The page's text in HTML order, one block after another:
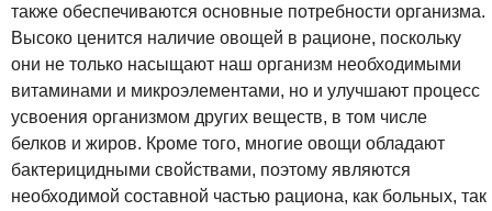
также обеспечиваются основные потребности организма.
Высоко ценится наличие овощей в рационе, поскольку
они не только насыщают наш организм необходимыми
витаминами и микроэлементами, но и улучшают процесс
усвоения организмом других веществ, в том числе
белков и жиров. Кроме того, многие овощи обладают
бактерицидными свойствами, поэтому являются
необходимой составной частью рациона, как больных, так